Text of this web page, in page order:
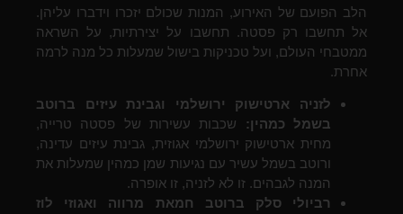
הלב הפועם של האירוע, המנות שכולם יזכרו וידברו עליהן.
אל תחשבו רק פסטה. תחשבו על יצירתיות, על השראה
ממטבחי העולם, ועל טכניקות בישול שמעלות כל מנה לרמה
אחרת.
לזניה ארטישוק ירושלמי וגבינת עיזים ברוטב
בשמל כמהין: שכבות עשירות של פסטה טרייה,
מחית ארטישוק ירושלמי אגוזית, גבינת עיזים עדינה,
ורוטב בשמל עשיר עם נגיעות שמן כמהין שמעלות את
המנה לגבהים. זו לא לזניה, זו אופרה.
רביולי סלק ברוטב חמאת מרווה ואגוזי לוז